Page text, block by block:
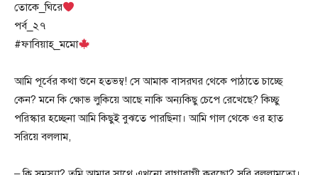
তোকে_ঘিরে
পর্ব_২৭
#ফাবিয়াহ্_মমো
আমি পূর্বের কথা শুনে হতভম্ব! সে আমাক বাসরঘর থেকে পাঠাতে চাচ্ছে
কেন? মনে কি ক্ষোভ লুকিয়ে আছে নাকি অন্যকিছু চেপে রেখেছে? কিচ্ছু
পরিস্কার হচ্ছেনা আমি কিছুই বুঝতে পারছিনা। আমি গাল থেকে ওর হাত
সরিয়ে বললাম,